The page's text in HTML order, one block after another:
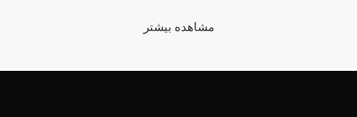
مشاهده بیشتر